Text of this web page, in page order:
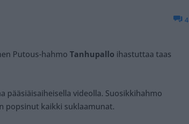
4
Putous-hahmo Tanhupallo ihastuttaa taas
pääsiäisaiheisella videolla. Suosikkihahmo
popsinut kaikki suklaamunat.